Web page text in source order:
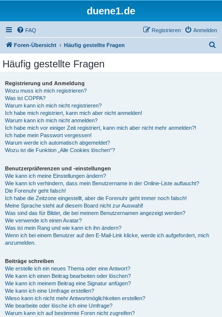
duene1.de
FAQ Anmelden
Registrieren
Foren-Übersicht Häufig gestellte Fragen
Häufig gestellte Fragen
Registrierung und Anmeldung
Wozu muss ich mich registrieren?
Was ist COPPA?
Warum kann ich mich nicht registrieren?
Ich habe mich registriert, kann mich aber nicht anmelden!
Warum kann ich mich nicht anmelden?
Ich habe mich vor einiger Zeit registriert, kann mich aber nicht mehr anmelden?!
Ich habe mein Passwort vergessen!
Warum werde ich automatisch abgemeldet?
Wozu ist die Funktion „Alle Cookies löschen“?
Benutzerpräferenzen und -einstellungen
Wie kann ich meine Einstellungen ändern?
Wie kann ich verhindern, dass mein Benutzername in der Online-Liste auftaucht?
Die Forenuhr geht falsch!
Ich habe die Zeitzone eingestellt, aber die Forenuhr geht immer noch falsch!
Meine Sprache steht auf diesem Board nicht zur Auswahl!
Was sind das für Bilder, die bei meinem Benutzernamen angezeigt werden?
Wie verwende ich einen Avatar?
Was ist mein Rang und wie kann ich ihn ändern?
Wenn ich bei einem Benutzer auf den E-Mail-Link klicke, werde ich aufgefordert, mich
anzumelden.
Beiträge schreiben
Wie erstelle ich ein neues Thema oder eine Antwort?
Wie kann ich einen Beitrag bearbeiten oder löschen?
Wie kann ich meinem Beitrag eine Signatur anfügen?
Wie kann ich eine Umfrage erstellen?
Wieso kann ich nicht mehr Antwortmöglichkeiten erstellen?
Wie bearbeite oder lösche ich eine Umfrage?
Warum kann ich auf bestimmte Foren nicht zugreifen?